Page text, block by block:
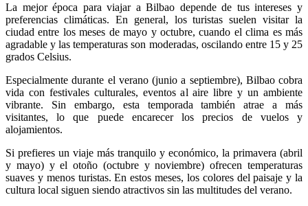
La mejor época para viajar a Bilbao depende de tus intereses y
preferencias climáticas. En general, los turistas suelen visitar la
ciudad entre los meses de mayo y octubre, cuando el clima es más
agradable y las temperaturas son moderadas, oscilando entre 15 y 25
grados Celsius.
Especialmente durante el verano (junio a septiembre), Bilbao cobra
vida con festivales culturales, eventos al aire libre y un ambiente
vibrante. Sin embargo, esta temporada también atrae a más
visitantes, lo que puede encarecer los precios de vuelos y
alojamientos.
Si prefieres un viaje más tranquilo y económico, la primavera (abril
y mayo) y el otoño (octubre y noviembre) ofrecen temperaturas
suaves y menos turistas. En estos meses, los colores del paisaje y la
cultura local siguen siendo atractivos sin las multitudes del verano.